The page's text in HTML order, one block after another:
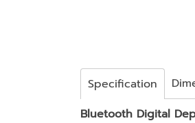
Specification
Bluetooth Digital